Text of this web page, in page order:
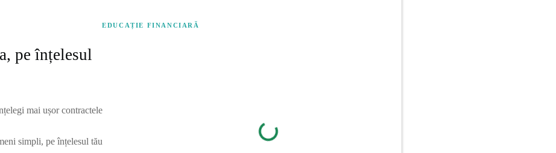
EDUCAȚIE FINANCIARĂ
pe înțelesul
mai ușor contractele
simpli, pe înțelesul tău